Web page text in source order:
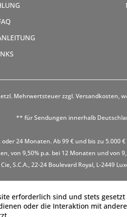
Mehrwertsteuer zzgl.Versandkosten,
** für Sendungen innerhalb
24 Monaten. Ab 99 € und bis zu 5.000
von 9,50% p.a. bei 12 Monaten und von
Cie, S.C.A., 22-24 Boulevard Royal, L-2449
erforderlich sind und stets
oder die Interaktion mit